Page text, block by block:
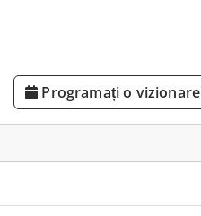
Programați o vizionare